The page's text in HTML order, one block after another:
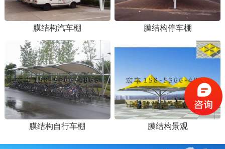
膜结构汽车棚 膜结构停车棚
膜结构自行车棚 膜结构景观